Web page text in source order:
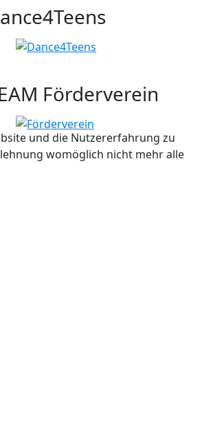
Förderverein
und die Nutzererfahrung zu
womöglich nicht mehr alle